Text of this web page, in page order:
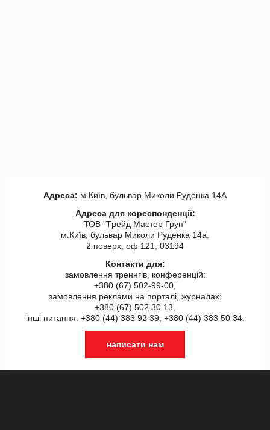
Адреса: м.Київ, бульвар Миколи Руденка 14А
Адреса для кореспонденції:
ТОВ "Tрейд Мастер Груп"
м.Київ, бульвар Миколи Руденка 14а,
2 поверх, оф 121, 03194
Контакти для:
замовлення треннгів, конференцій:
+380 (67) 502-99-00,
замовлення реклами на порталі, журналах:
+380 (67) 502 30 13,
інші питання: +380 (44) 383 92 39, +380 (44) 383 50 34.
написати нам